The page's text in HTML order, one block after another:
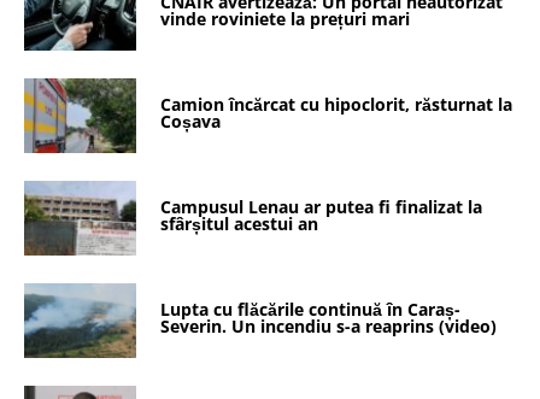
vinde roviniete la prețuri mari
Camion încărcat cu hipoclorit, răsturnat la
Coșava
Campusul Lenau ar putea fi finalizat la
sfârșitul acestui an
Lupta cu flăcările continuă în Caraș-
Severin. Un incendiu s-a reaprins (video)